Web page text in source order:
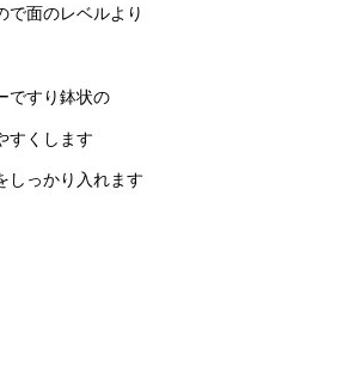
で面のレベルより
ですり鉢状の
すくします
しっかり入れます